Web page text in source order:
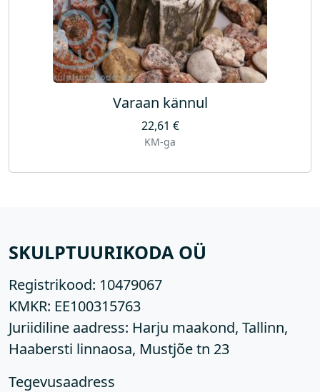
Varaan kännul
22,61 €
KM-ga
SKULPTUURIKODA OÜ
Registrikood: 10479067
KMKR: EE100315763
Juriidiline aadress: Harju maakond, Tallinn,
Haabersti linnaosa, Mustjõe tn 23
Tegevusaadress